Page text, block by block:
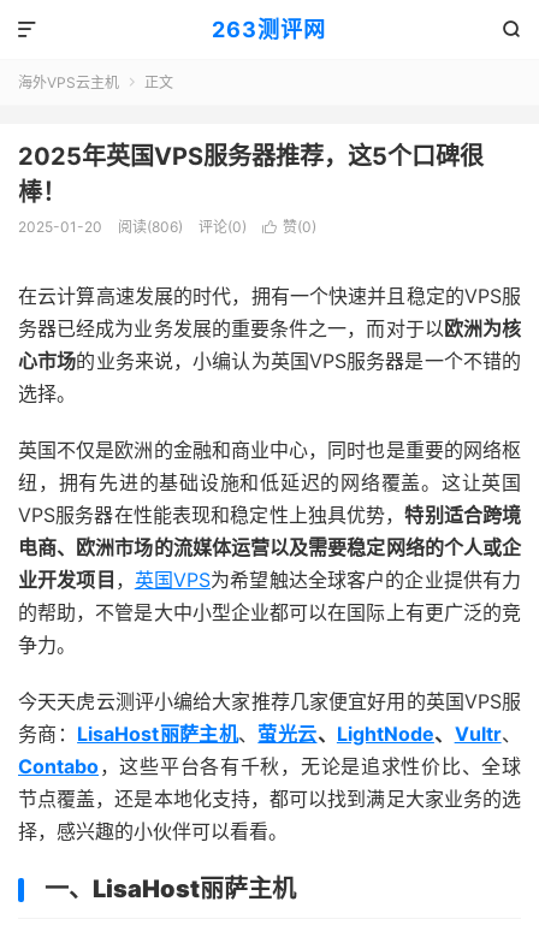
263测评网 

海外VPS云主机  正文
2025年英国VPS服务器推荐，这5个口碑很
棒！
2025-01-20 阅读(806) 评论(0)  赞(0)
在云计算高速发展的时代，拥有一个快速并且稳定的VPS服
务器已经成为业务发展的重要条件之一，而对于以 欧洲为核
心市场的业务来说，小编认为英国VPS服务器是一个不错的
选择。
英国不仅是欧洲的金融和商业中心，同时也是重要的网络枢
纽，拥有先进的基础设施和低延迟的网络覆盖。这让英国
VPS服务器在性能表现和稳定性上独具优势，特别适合跨境
电商、欧洲市场的流媒体运营以及需要稳定网络的个人或企
业开发项目 ， 英国VPS为希望触达全球客户的企业提供有力
的帮助，不管是大中小型企业都可以在国际上有更广泛的竞
争力。
今天天虎云测评小编给大家推荐几家便宜好用的英国VPS服
务商： LisaHost丽萨主机、 萤光云、 LightNode、 Vultr、
Contabo，这些平台各有千秋，无论是追求性价比、全球
节点覆盖，还是本地化支持，都可以找到满足大家业务的选
择，感兴趣的小伙伴可以看看。
一、LisaHost丽萨主机